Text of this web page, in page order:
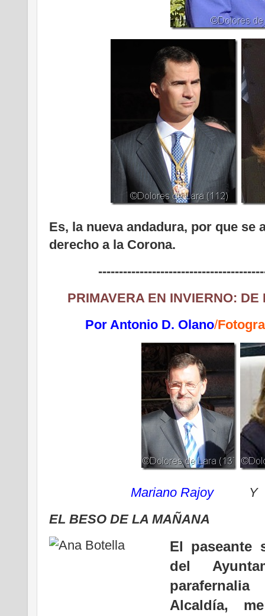
Es, la nueva andadura, por que se
derecho a la Corona.
PRIMAVERA EN INVIERNO:
Por Antonio D. Olano/
Mariano Rajoy
EL BESO DE LA MAÑANA
El paseante
del
Alcaldía,